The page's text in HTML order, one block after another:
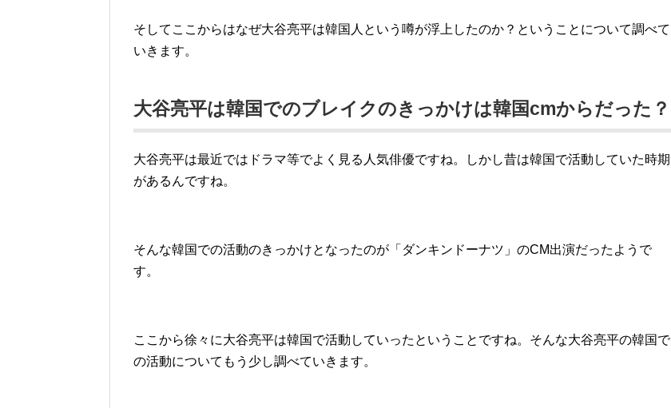
そしてここからはなぜ大谷亮平は韓国人という噂が浮上したのか？ということについて調べて
いきます。
大谷亮平は韓国でのブレイクのきっかけは韓国cmからだった？
大谷亮平は最近ではドラマ等でよく見る人気俳優ですね。しかし昔は韓国で活動していた時期
があるんですね。
そんな韓国での活動のきっかけとなったのが「ダンキンドーナツ」のCM出演だったようで
す。
ここから徐々に大谷亮平は韓国で活動していったということですね。そんな大谷亮平の韓国で
の活動についてもう少し調べていきます。